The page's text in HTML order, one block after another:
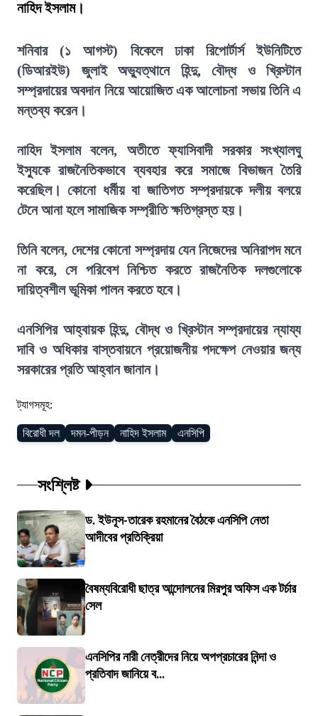
নাহিদ ইসলাম।
শনিবার (১ আগস্ট) বিকেলে ঢাকা রিপোর্টার্স ইউনিটিতে
(ডিআরইউ) জুলাই অভ্যুত্থানে হিন্দু, বৌদ্ধ ও খ্রিস্টান
সম্প্রদায়ের অবদান নিয়ে আয়োজিত এক আলোচনা সভায় তিনি এ
মন্তব্য করেন।
নাহিদ ইসলাম বলেন, অতীতে ফ্যাসিবাদী সরকার সংখ্যালঘু
ইস্যুকে রাজনৈতিকভাবে ব্যবহার করে সমাজে বিভাজন তৈরি
করেছিল। কোনো ধর্মীয় বা জাতিগত সম্প্রদায়কে দলীয় বলয়ে
টেনে আনা হলে সামাজিক সম্প্রীতি ক্ষতিগ্রস্ত হয়।
তিনি বলেন, দেশের কোনো সম্প্রদায় যেন নিজেদের অনিরাপদ মনে
না করে, সে পরিবেশ নিশ্চিত করতে রাজনৈতিক দলগুলোকে
দায়িত্বশীল ভূমিকা পালন করতে হবে।
এনসিপির আহ্বায়ক হিন্দু, বৌদ্ধ ও খ্রিস্টান সম্প্রদায়ের ন্যায্য
দাবি ও অধিকার বাস্তবায়নে প্রয়োজনীয় পদক্ষেপ নেওয়ার জন্য
সরকারের প্রতি আহ্বান জানান।
ট্যাগসমূহ:
বিরোধী দল দমন-পীড়ন নাহিদ ইসলাম এনসিপি
সংশ্লিষ্ট
ড. ইউনূস-তারেক রহমানের বৈঠকে এনসিপি নেতা
আদীবের প্রতিক্রিয়া
বৈষম্যবিরোধী ছাত্র আন্দোলনের মিরপুর অফিস এক টর্চার
সেল
এনসিপির নারী নেত্রীদের নিয়ে অপপ্রচারের নিন্দা ও
প্রতিবাদ জানিয়ে ব...